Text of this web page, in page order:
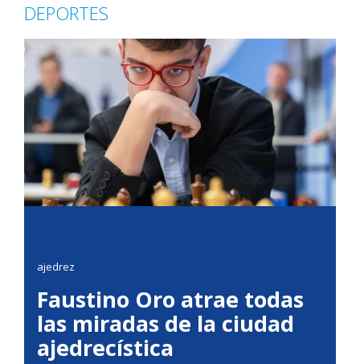
DEPORTES
ajedrez
Faustino Oro atrae todas
las miradas de la ciudad
ajedrecística